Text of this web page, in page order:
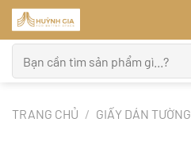
Bỏ
qua
nội
dung
kiếm:
TRANG CHỦ / GIẤY DÁN TƯỜNG